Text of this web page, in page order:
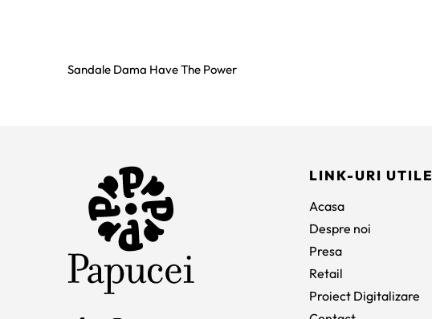
Sandale Dama Have The Power
LINK-URI UTILE
Acasa
Despre noi
Presa
Retail
Proiect Digitalizare